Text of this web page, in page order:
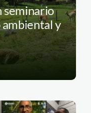
seminario
y